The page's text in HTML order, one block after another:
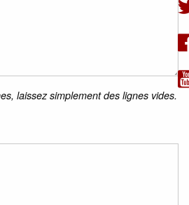
laissez simplement des lignes vides.